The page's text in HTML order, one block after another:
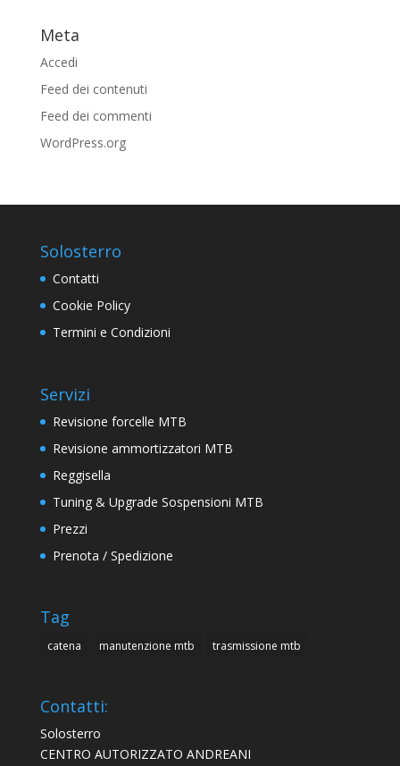
Meta
Accedi
Feed dei contenuti
Feed dei commenti
WordPress.org
Solosterro
Contatti
Cookie Policy
Termini e Condizioni
Servizi
Revisione forcelle MTB
Revisione ammortizzatori MTB
Reggisella
Tuning & Upgrade Sospensioni MTB
Prezzi
Prenota / Spedizione
Tag
catena manutenzione mtb trasmissione mtb
Contatti:
Solosterro
CENTRO AUTORIZZATO ANDREANI